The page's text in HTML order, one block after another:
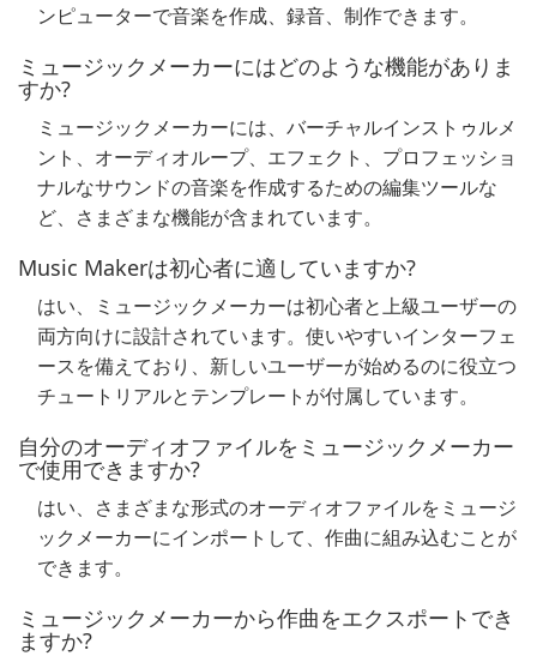
ンピューターで音楽を作成、録音、制作できます。
ミュージックメーカーにはどのような機能がありま
すか?
ミュージックメーカーには、バーチャルインストゥルメ
ント、オーディオループ、エフェクト、プロフェッショ
ナルなサウンドの音楽を作成するための編集ツールな
ど、さまざまな機能が含まれています。
Music Makerは初心者に適していますか?
はい、ミュージックメーカーは初心者と上級ユーザーの
両方向けに設計されています。使いやすいインターフェ
ースを備えており、新しいユーザーが始めるのに役立つ
チュートリアルとテンプレートが付属しています。
自分のオーディオファイルをミュージックメーカー
で使用できますか?
はい、さまざまな形式のオーディオファイルをミュージ
ックメーカーにインポートして、作曲に組み込むことが
できます。
ミュージックメーカーから作曲をエクスポートでき
ますか?